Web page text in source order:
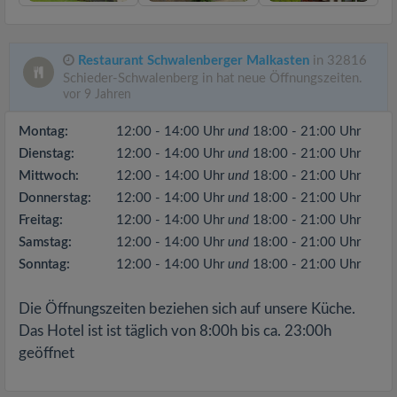
Restaurant Schwalenberger Malkasten in 32816
Schieder-Schwalenberg in hat neue Öffnungszeiten.
vor 9 Jahren
Montag: 12:00 - 14:00 Uhr und 18:00 - 21:00 Uhr
Dienstag:
12:00 - 14:00 Uhr und 18:00 - 21:00 Uhr
Mittwoch:
12:00 - 14:00 Uhr und 18:00 - 21:00 Uhr
Donnerstag:
12:00 - 14:00 Uhr und 18:00 - 21:00 Uhr
Freitag:
12:00 - 14:00 Uhr und 18:00 - 21:00 Uhr
Samstag:
12:00 - 14:00 Uhr und 18:00 - 21:00 Uhr
Sonntag:
12:00 - 14:00 Uhr und 18:00 - 21:00 Uhr
Die Öffnungszeiten beziehen sich auf unsere Küche.
Das Hotel ist ist täglich von 8:00h bis ca. 23:00h
geöffnet